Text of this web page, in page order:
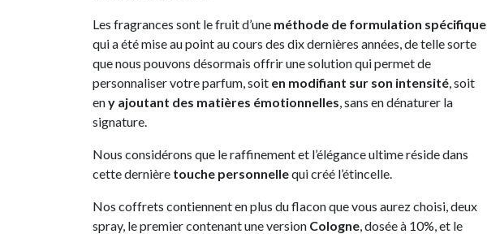
Les fragrances sont le fruit d’une méthode de formulation spécifique
qui a été mise au point au cours des dix dernières années, de telle sorte
que nous pouvons désormais offrir une solution qui permet de
personnaliser votre parfum, soit en modifiant sur son intensité , soit
eny ajoutant des matières émotionnelles , sans en dénaturer la
signature.
Nous considérons que le raffinement et l’élégance ultime réside dans
cette dernière touche personnellequi créé l’étincelle.
Nos coffrets contiennent en plus du flacon que vous aurez choisi, deux
spray, le premier contenant une version Cologne , dosée à 10%, et le